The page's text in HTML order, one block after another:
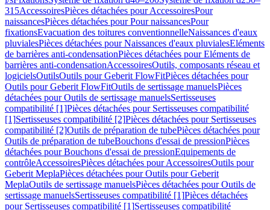
315AccessoiresPièces détachées pour AccessoiresPour
naissancesPièces détachées pour Pour naissancesPour
fixationsEvacuation des toitures conventionnelleNaissances d'eaux
pluvialesPièces détachées pour Naissances d'eaux pluvialesEléments
de barrières anti-condensationPièces détachées pour Eléments de
barrières anti-condensationAccessoiresOutils, composants réseau et
logicielsOutilsOutils pour Geberit FlowFitPièces détachées pour
Outils pour Geberit FlowFitOutils de sertissage manuelsPièces
détachées pour Outils de sertissage manuelsSertisseuses
compatibilité [1]Pièces détachées pour Sertisseuses compatibilité
[1]Sertisseuses compatibilité [2]Pièces détachées pour Sertisseuses
compatibilité [2]Outils de préparation de tubePièces détachées pour
Outils de préparation de tubeBouchons d'essai de pressionPièces
détachées pour Bouchons d'essai de pressionEquipements de
contrôleAccessoiresPièces détachées pour AccessoiresOutils pour
Geberit MeplaPièces détachées pour Outils pour Geberit
MeplaOutils de sertissage manuelsPièces détachées pour Outils de
sertissage manuelsSertisseuses compatibilité [1]Pièces détachées
pour Sertisseuses compatibilité [1]Sertisseuses compatibilité